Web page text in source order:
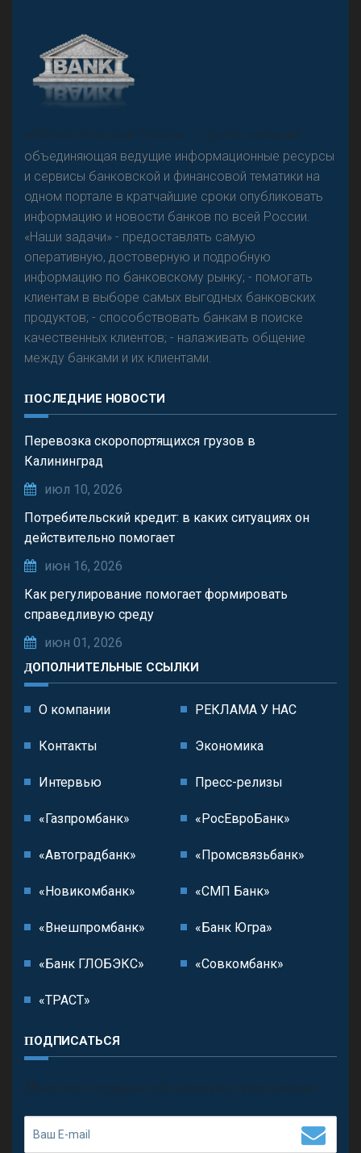
«Н
овости Банков России» – группа компаний,
объединяющая ведущие информационные ресурсы
и сервисы банковской и финансовой тематики на
одном портале в кратчайшие сроки опубликовать
информацию и новости банков по всей России.
«Наши задачи» - предоставлять самую
оперативную, достоверную и подробную
информацию по банковскому рынку; - помогать
клиентам в выборе самых выгодных банковских
продуктов; - способствовать банкам в поиске
качественных клиентов; - налаживать общение
между банками и их клиентами.
ПОСЛЕДНИЕ НОВОСТИ
Перевозка скоропортящихся грузов в
Калининград
июл 10, 2026
Потребительский кредит: в каких ситуациях он
действительно помогает
июн 16, 2026
Как регулирование помогает формировать
справедливую среду
июн 01, 2026
ДОПОЛНИТЕЛЬНЫЕ ССЫЛКИ
О компании РЕКЛАМА У НАС
Контакты Экономика
Интервью Пресс-релизы
«Газпромбанк» «РосЕвроБанк»
«Автоградбанк» «Промсвязьбанк»
«Новикомбанк» «СМП Банк»
«Внешпромбанк» «Банк Югра»
«Банк ГЛОБЭКС» «Совкомбанк»
«ТРАСТ»
ПОДПИСАТЬСЯ
П олучить последние обновления и предложения.